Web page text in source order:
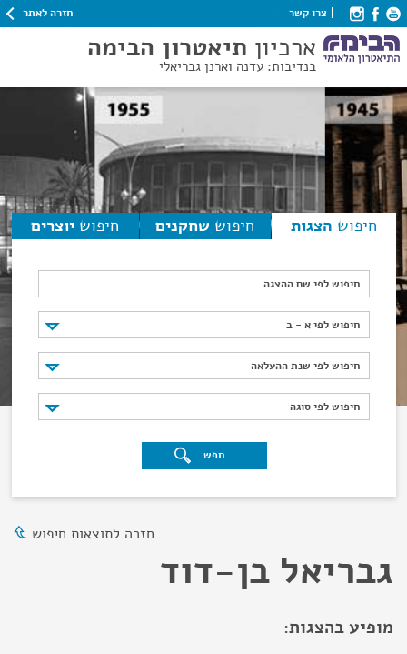
צרו קשר חזרה לאתר
ארכיון תיאטרון הבימה
בנדיבות: עדנה וארנן גבריאלי
חיפוש הצגות חיפוש שחקנים חיפוש יוצרים
חיפוש לפי שם ההצגה
חיפוש לפי א - ב
חיפוש לפי א - ב
חיפוש לפי שנת ההעלאה
חיפוש לפי שנת ההעלאה
חיפוש לפי סוגה
חיפוש לפי סוגה
חפש
חזרה לתוצאות חיפוש
גבריאל בן-דוד
מופיע בהצגות: